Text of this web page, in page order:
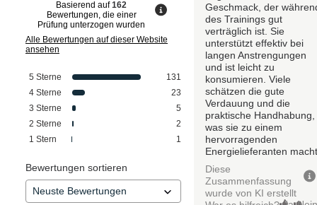
Basierend auf162
Bewertungen, die einer
Prüfung unterzogen wurden
Alle Bewertungen auf dieser Website
ansehen
5 Sterne
131
4 Sterne
23
3 Sterne
5
2 Sterne
2
1 Stern 1
Bewertungen sortieren
Geschmack, der
des Trainings gut
verträglich ist. Sie
unterstützt effektiv bei
langen Anstrengungen
und ist leicht zu
konsumieren. Viele
schätzen die gute
Verdauung und die
praktische Handhabung,
was sie zu einem
hervorragenden
Energielieferanten
Diese
Zusammenfassung
wurde von KI erstellt